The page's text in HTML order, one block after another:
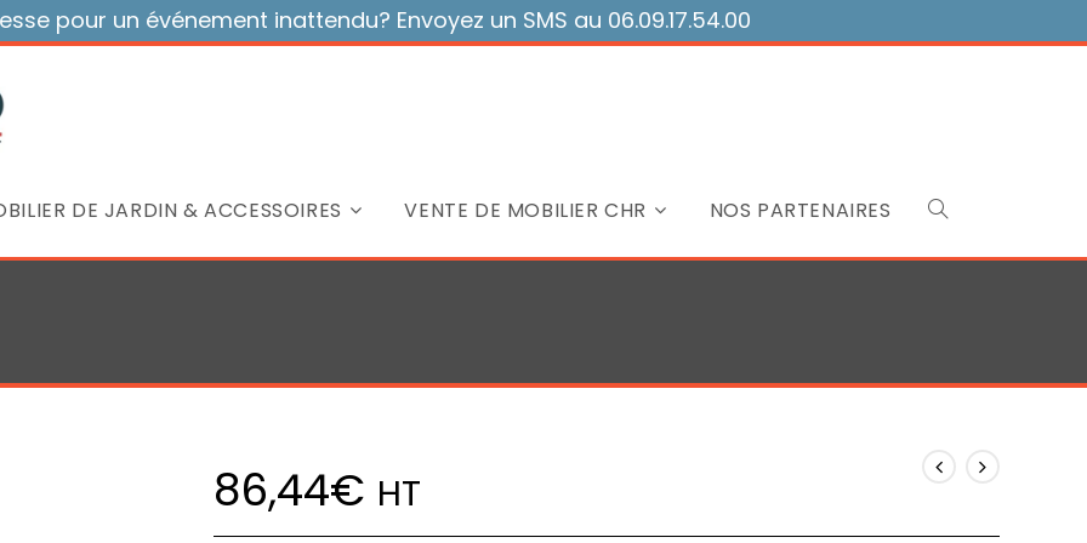
pour un événement inattendu? Envoyez un SMS au 06.09.17.54.00
DE JARDIN & ACCESSOIRES VENTE DE MOBILIER CHR NOS PARTENAIRES Toggle
search
86,44€ HT